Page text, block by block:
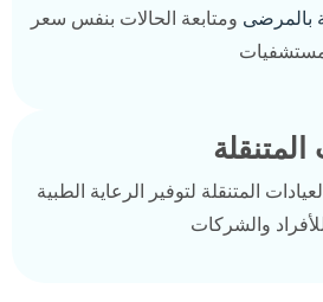
بالمرضى ومتابعة الحالات بنفس سعر
المتنقلة
المتنقلة لتوفير الرعاية الطبية
والشركات